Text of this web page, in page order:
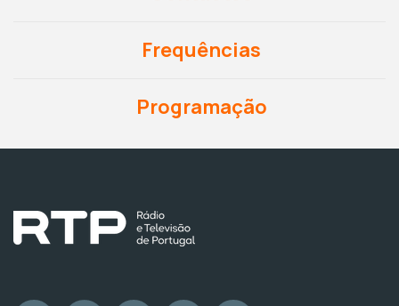
Frequências
Programação